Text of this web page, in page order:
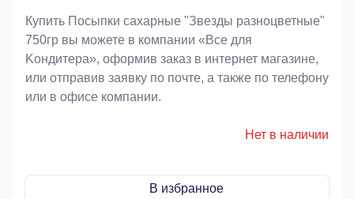
Купить Посыпки сахарные "Звезды разноцветные"
750гр вы можете в компании «Bce для
Koндитeрa», оформив заказ в интернет магазине,
или отправив заявку по почте, а также по телефону
или в офисе компании.
Нет в наличии
В избранное